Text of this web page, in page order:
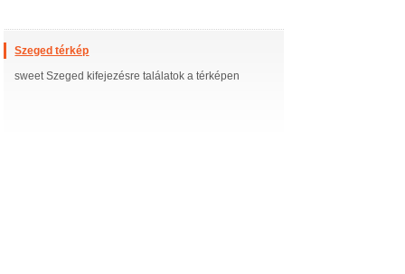
Szeged térkép
sweet Szeged kifejezésre találatok a térképen